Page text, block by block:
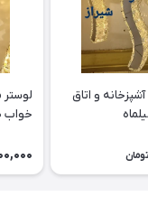
و اتاق
تومان
لوستر
خواب